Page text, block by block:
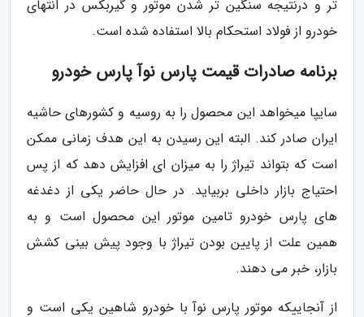
تر و درنتیجه سنگین تر شدن موتور و گیربکس در انتهای
خودرو از فولاد استحکام بالا استفاده شده است.
برنامه صادرات قیمت پارس نوآ پارس خودرو
سایپا میخواهد این محصول را به روسیه و کشورهای حاشیه
ایران صادر کند. البته این رسیدن به این هدف زمانی ممکن
است که بتواند تیراژ را به میزان ای افزایش دهد که از پس
احتیاج بازار داخلی بربیاید. در حال حاضر یکی از دغدغه
های پارس خودرو تامین موتور این محصول است و به
همین علت از پایین بودن تیراژ با وجود پیش بینی کشش
بازار، خبر می دهند.
از آنجاییکه موتور پارس نوآ با خودرو شاهین یکی است و